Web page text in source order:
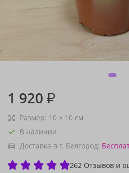
1 920 ₽
Размер: 10 × 10 см
В наличии
Доставка в г. Белгород:
262 Отзывов и